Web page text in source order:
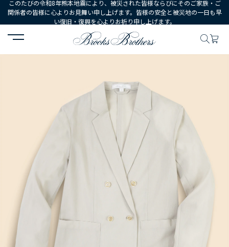
このたびの令和8年熊本地震により、被災された皆様ならびにそのご家族・ご
関係者の皆様に心よりお見舞い申し上げます。皆様の安全と被災地の一日も早
い復旧・復興を心よりお祈り申し上げます。
HOME ウェア ジャケット・ブレザー コットンボイ